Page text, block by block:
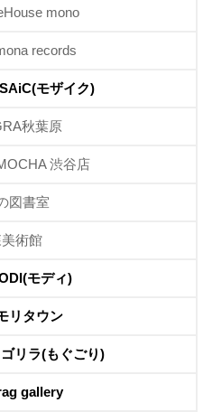
mono
records
モザイク)
秋葉原
渋谷店
図書室
術館
モディ)
リタウン
リラ(もぐごり)
gallery